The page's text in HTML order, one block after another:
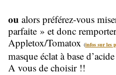
ou alors préférez-vous
parfaite » et donc
Appletox/Tomatox (infos sur les
masque éclat à base
A vous de choisir !!